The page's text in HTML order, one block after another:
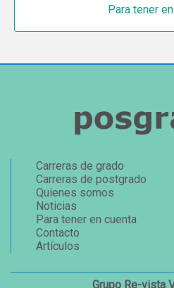
Para tener
Carreras de grado
Carreras de postgrado
Quienes somos
Noticias
Para tener en cuenta
Contacto
Artículos
Grupo Re-vista